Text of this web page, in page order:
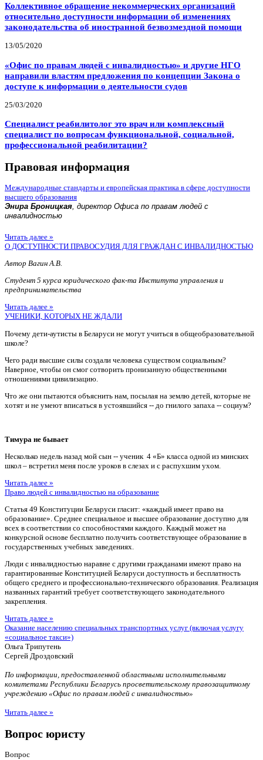
Коллективное обращение некоммерческих организаций
относительно доступности информации об изменениях
законодательства об иностранной безвозмездной помощи
13/05/2020
«Офис по правам людей с инвалидностью» и другие НГО
направили властям предложения по концепции Закона о
доступе к информации о деятельности судов
25/03/2020
Специалист реабилитолог это врач или комплексный
специалист по вопросам функциональной, социальной,
профессиональной реабилитации?
Правовая информация
Международные стандарты и европейская практика в сфере доступности
высшего образования
Энира Броницкая, директор Офиса по правам людей с
инвалидностью
Читать далее »
О ДОСТУПНОСТИ ПРАВОСУДИЯ ДЛЯ ГРАЖДАН С ИНВАЛИДНОСТЬЮ
Автор Вагин А.В.
Студент 5 курса юридического фак-та Института управления и
предпринимательства
Читать далее »
УЧЕНИКИ, КОТОРЫХ НЕ ЖДАЛИ
Почему дети-аутисты в Беларуси не могут учиться в общеобразовательной
школе?
Чего ради высшие силы создали человека существом социальным?
Наверное, чтобы он смог сотворить пронизанную общественными
отношениями цивилизацию.
Что же они пытаются объяснить нам, посылая на землю детей, которые не
хотят и не умеют вписаться в устоявшийся -- до гнилого запаха -- социум?
Тимура не бывает
Несколько недель назад мой сын -- ученик 4 «Б» класса одной из минских
школ – встретил меня после уроков в слезах и с распухшим ухом.
Читать далее »
Право людей с инвалидностью на образование
Статья 49 Конституции Беларуси гласит: «каждый имеет право на
образование». Среднее специальное и высшее образование доступно для
всех в соответствии со способностями каждого. Каждый может на
конкурсной основе бесплатно получить соответствующее образование в
государственных учебных заведениях.
Люди с инвалидностью наравне с другими гражданами имеют право на
гарантированные Конституцией Беларуси доступность и бесплатность
общего среднего и профессионально-технического образования. Реализация
названных гарантий требует соответствующего законодательного
закрепления.
Читать далее »
Оказание населению специальных транспортных услуг (включая услугу
«социальное такси»)
Ольга Трипутень
Сергей Дроздовский
По информации, предоставленной областными исполнительными
комитетами Республики Беларусь просветительскому правозащитному
учреждению «Офис по правам людей с инвалидностью»
Читать далее »
Вопрос юристу
Вопрос